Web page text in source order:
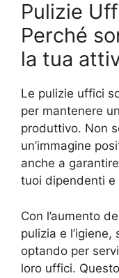
Pulizie
Perché
la tua
Le pulizie uffici
per mantenere
produttivo. Non
un’immagine
anche a
tuoi dipendenti e
Con l’aumento
pulizia e
optando per
loro uffici.